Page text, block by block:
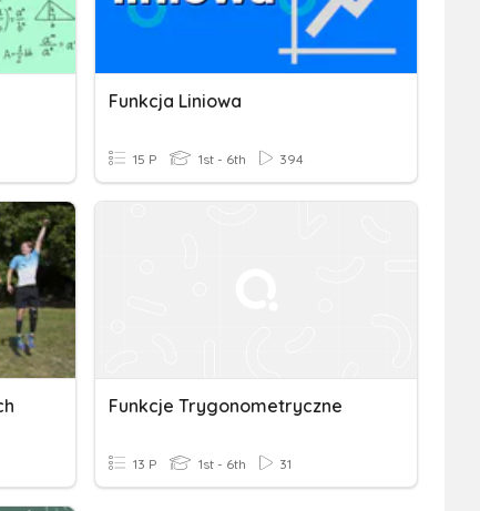
Funkcja Liniowa
15 P 1st - 6th 394
Funkcje Trygonometryczne
13 P 1st - 6th 31